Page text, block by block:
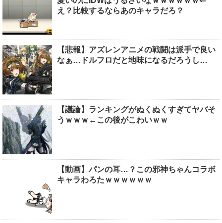
え？比較するならあのキャラだろ？
【悲報】アズレンアニメの戦闘は派手で良い
なぁ…ドルフロだと地味になるだろうし…
【議論】ランキングがぬくぬくすぎてヤバそ
うｗｗｗ←この後がこわいｗｗ
【動画】パンの耳…？この邪神ちゃんコラボ
キャラわろたｗｗｗｗｗｗ